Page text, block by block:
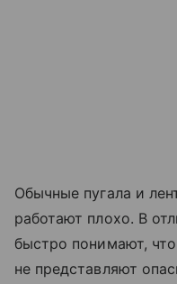
Обычные пугала и
работают плохо. В
быстро понимают,
не представляют